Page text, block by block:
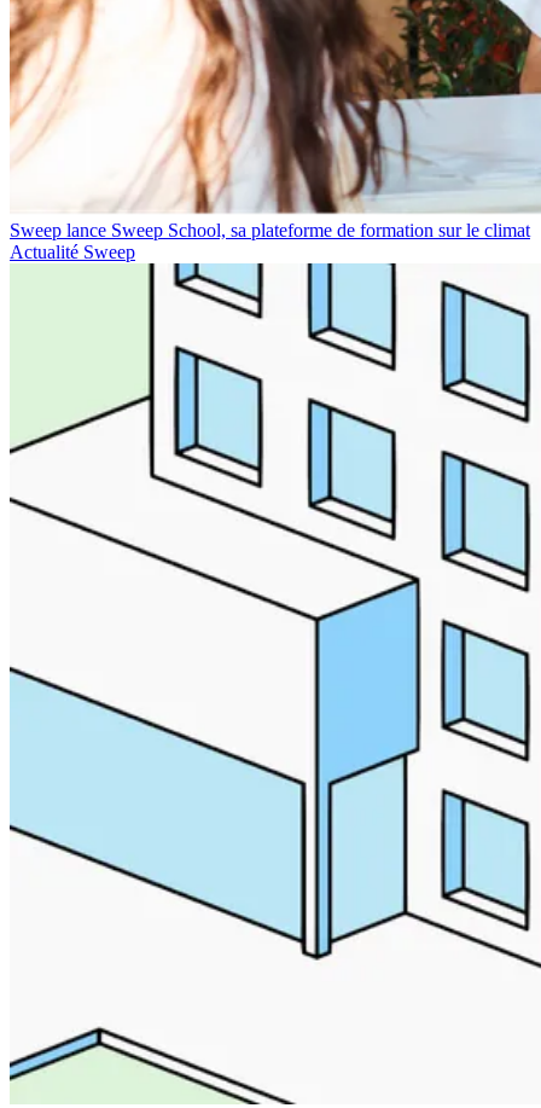
Sweep lance Sweep School, sa plateforme de formation sur le climat
Actualité Sweep